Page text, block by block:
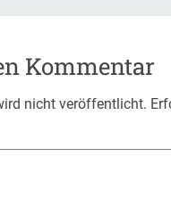
Kommentar
nicht veröffentlicht.